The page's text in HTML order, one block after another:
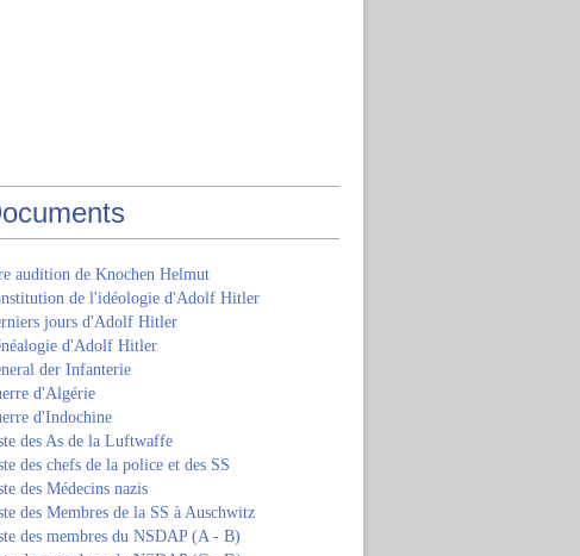
audition de Knochen Helmut
de l'idéologie d'Adolf Hitler
jours d'Adolf Hitler
d'Adolf Hitler
der Infanterie
d'Algérie
d'Indochine
des As de la Luftwaffe
des chefs de la police et des SS
des Médecins nazis
des Membres de la SS à Auschwitz
des membres du NSDAP (A - B)